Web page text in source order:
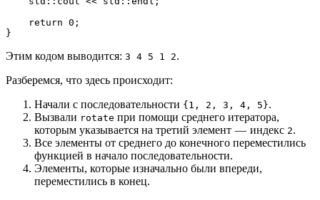
    return 0;
}
Этим кодом выводится: 3 4 5 1 2.
Разберемся, что здесь происходит:
Начали с последовательности {1, 2, 3, 4, 5}.
Вызвали rotate при помощи среднего итератора,
которым указывается на третий элемент — индекс 2.
Все элементы от среднего до конечного переместились
функцией в начало последовательности.
Элементы, которые изначально были впереди,
переместились в конец.